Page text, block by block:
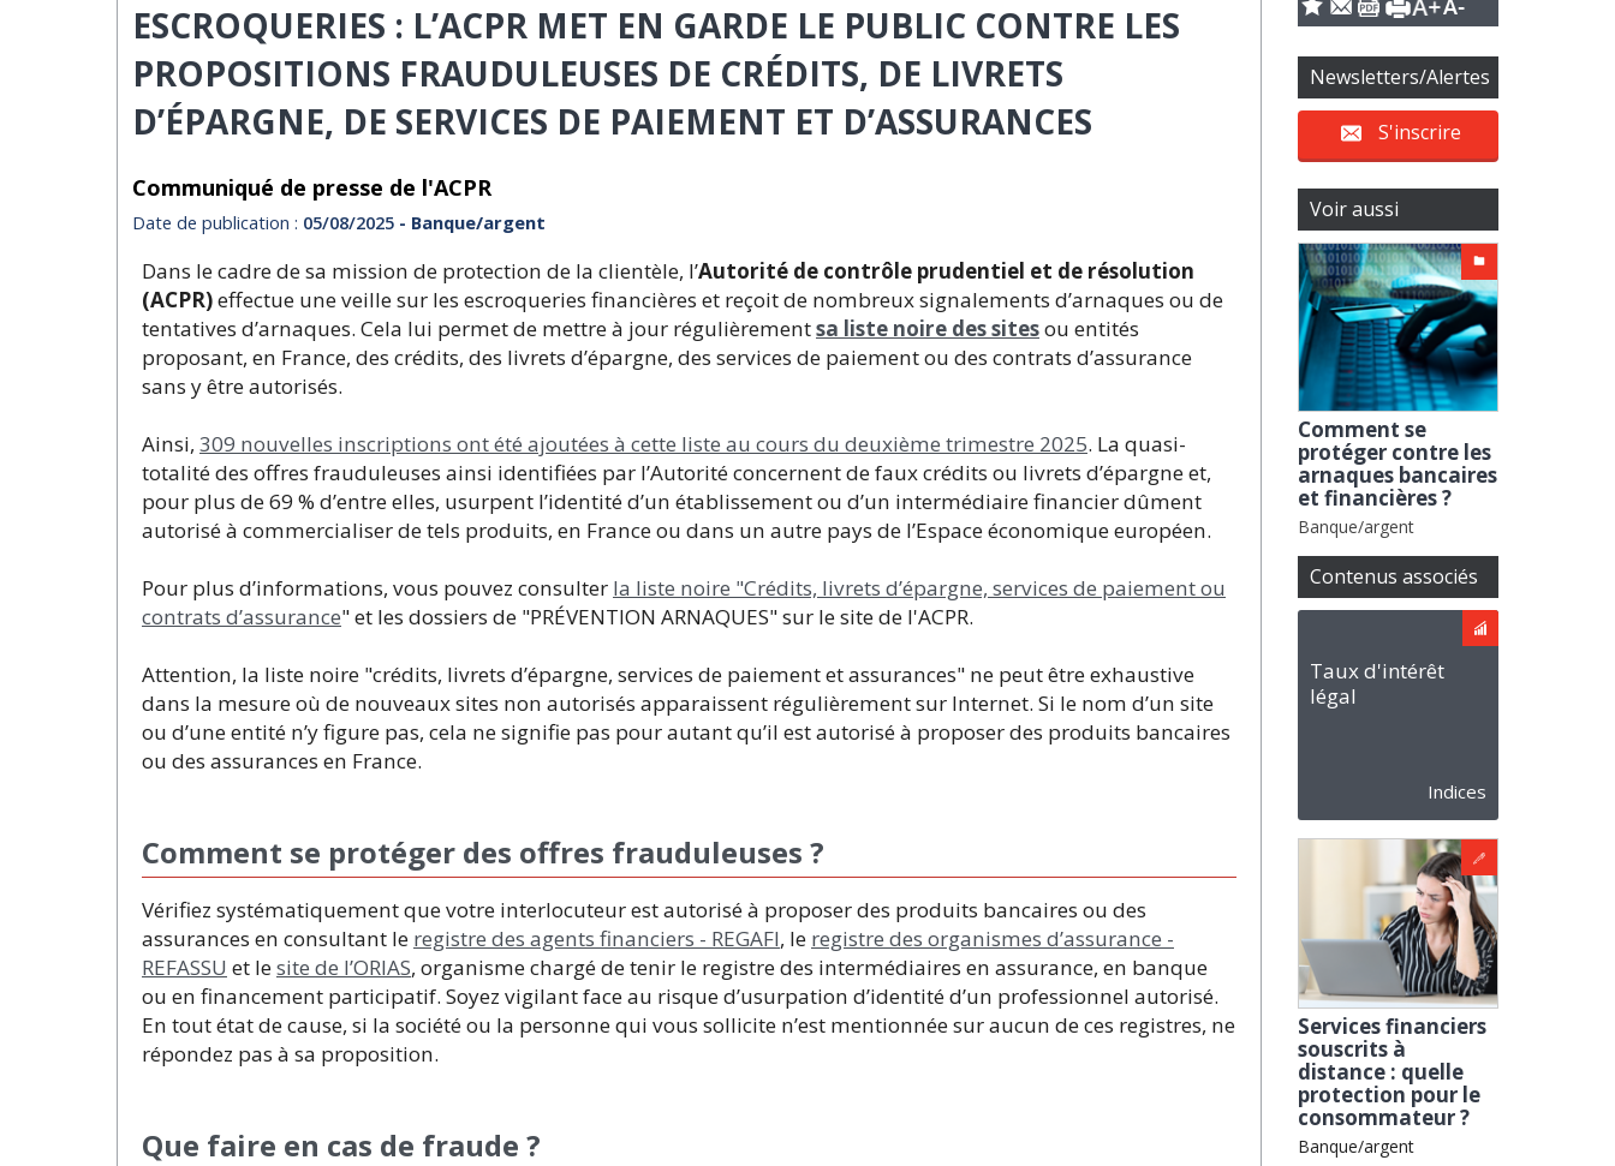
ESCROQUERIES : L’ACPR MET EN GARDE LE PUBLIC CONTRE LES
PROPOSITIONS FRAUDULEUSES DE CRÉDITS, DE LIVRETS
D’ÉPARGNE, DE SERVICES DE PAIEMENT ET D’ASSURANCES
Communiqué de presse de l'ACPR
Date de publication : 05/08/2025 - Banque/argent
Dans le cadre de sa mission de protection de la clientèle, l’Autorité de contrôle prudentiel et de résolution
(ACPR)effectue une veille sur les escroqueries financières et reçoit de nombreux signalements d’arnaques ou de
tentatives d’arnaques. Cela lui permet de mettre à jour régulièrementsa liste noire des sitesou entités
proposant, en France, des crédits, des livrets d’épargne, des services de paiement ou des contrats d’assurance
sans y être autorisés.
Ainsi, 309 nouvelles inscriptions ont été ajoutées à cette liste au cours du deuxième trimestre 2025. La quasi-
totalité des offres frauduleuses ainsi identifiées par l’Autorité concernent de faux crédits ou livrets d’épargne et,
pour plus de 69 % d’entre elles, usurpent l’identité d’un établissement ou d’un intermédiaire financier dûment
autorisé à commercialiser de tels produits, en France ou dans un autre pays de l’Espace économique européen.
Pour plus d’informations, vous pouvez consulter la liste noire "Crédits, livrets d’épargne, services de paiement ou
contrats d’assurance" et les dossiers de "PRÉVENTION ARNAQUES" sur le site de l'ACPR.
Attention, la liste noire "crédits, livrets d’épargne, services de paiement et assurances" ne peut être exhaustive
dans la mesure où de nouveaux sites non autorisés apparaissent régulièrement sur Internet. Si le nom d’un site
ou d’une entité n’y figure pas, cela ne signifie pas pour autant qu’il est autorisé à proposer des produits bancaires
ou des assurances en France.
Comment se protéger des offres frauduleuses ?
Vérifiez systématiquement que votre interlocuteur est autorisé à proposer des produits bancaires ou des
assurances en consultant le registre des agents financiers - REGAFI, le registre des organismes d’assurance -
REFASSU et lesite de l’ORIAS, organisme chargé de tenir le registre des intermédiaires en assurance, en banque
ou en financement participatif. Soyez vigilant face au risque d’usurpation d’identité d’un professionnel autorisé.
En tout état de cause, si la société ou la personne qui vous sollicite n’est mentionnée sur aucun de ces registres, ne
répondez pas à sa proposition.
Que faire en cas de fraude ?
Newsletters/Alertes
S'inscrire
Voir aussi
Comment se
protéger contre les
arnaques bancaires
et financières ?
Banque/argent
Contenus associés
Indices
Taux d'intérêt
légal
Services financiers
souscrits à
distance : quelle
protection pour le
consommateur ?
Banque/argent